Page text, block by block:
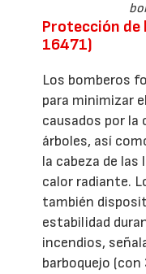
Protección de
16471)
Los bomberos
para minimizar
causados por la
árboles, así
la cabeza de
calor radiante.
también
estabilidad
incendios,
barboquejo